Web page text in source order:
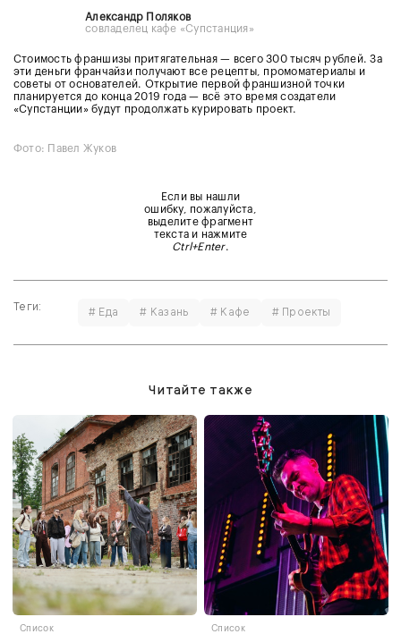
Александр Поляков
совладелец кафе «Супстанция»
Стоимость франшизы притягательная — всего 300 тысяч рублей. За
эти деньги франчайзи получают все рецепты, промоматериалы и
советы от основателей. Открытие первой франшизной точки
планируется до конца 2019 года — всё это время создатели
«Супстанции» будут продолжать курировать проект.
Фото: Павел Жуков
Если вы нашли
ошибку, пожалуйста,
выделите фрагмент
текста и нажмите
Ctrl+Enter.
Теги: # Еда # Казань # Кафе # Проекты
Читайте также
Список Список